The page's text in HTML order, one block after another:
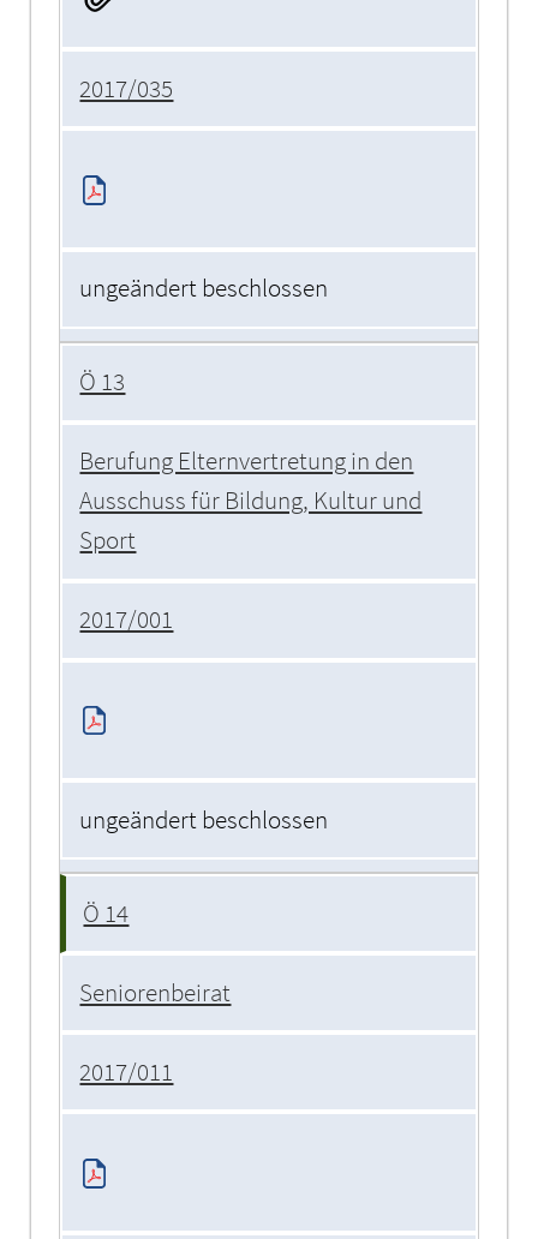
2017/035
ungeändert beschlossen
Ö 13
Berufung Elternvertretung in den
Ausschuss für Bildung, Kultur und
Sport
2017/001
ungeändert beschlossen
Ö 14
Seniorenbeirat
2017/011